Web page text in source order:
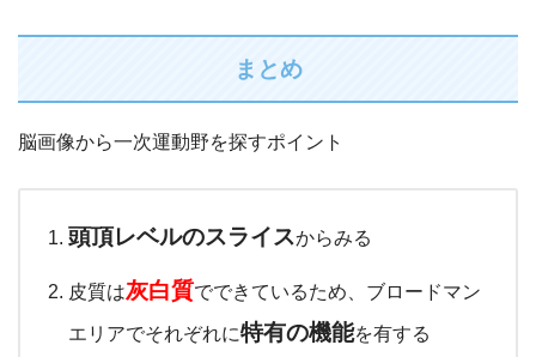
まとめ
脳画像から一次運動野を探すポイント
頭頂レベルのスライスからみる
皮質は灰白質でできているため、ブロードマン
エリアでそれぞれに特有の機能を有する